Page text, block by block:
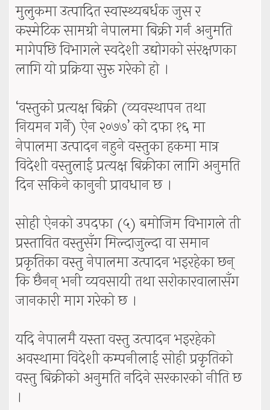
मुलुकमा उत्पादित स्वास्थ्यबर्धक जुस र
कस्मेटिक सामग्री नेपालमा बिक्री गर्न अनुमति
मागेपछि विभागले स्वदेशी उद्योगको संरक्षणका
लागि यो प्रक्रिया सुरु गरेको हो ।
‘वस्तुको प्रत्यक्ष बिक्री (व्यवस्थापन तथा
नियमन गर्ने) ऐन २०७७’ को दफा १६ मा
नेपालमा उत्पादन नहुने वस्तुका हकमा मात्र
विदेशी वस्तुलाई प्रत्यक्ष बिक्रीका लागि अनुमति
दिन सकिने कानुनी प्रावधान छ ।
सोही ऐनको उपदफा (५) बमोजिम विभागले ती
प्रस्तावित वस्तुसँग मिल्दाजुल्दा वा समान
प्रकृतिका वस्तु नेपालमा उत्पादन भइरहेका छन्
कि छैनन् भनी व्यवसायी तथा सरोकारवालासँग
जानकारी माग गरेको छ ।
यदि नेपालमै यस्ता वस्तु उत्पादन भइरहेको
अवस्थामा विदेशी कम्पनीलाई सोही प्रकृतिको
वस्तु बिक्रीको अनुमति नदिने सरकारको नीति छ
।